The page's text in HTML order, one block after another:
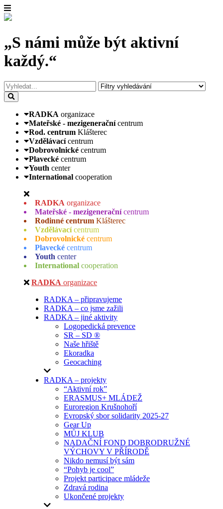
„S námi může být aktivní
každý.“
RADKA organizace
Mateřské - mezigenerační centrum
Rod. centrum Klášterec
Vzdělávací centrum
Dobrovolnické centrum
Plavecké centrum
Youth center
International cooperation
RADKA organizace
Mateřské - mezigenerační centrum
Rodinné centrum Klášterec
Vzdělávací centrum
Dobrovolnické centrum
Plavecké centrum
Youth center
International cooperation
RADKA organizace
RADKA – připravujeme
RADKA – co jsme zažili
RADKA – jiné aktivity
Logopedická prevence
SR – SD ®
Naše hřiště
Ekoradka
Geocaching
RADKA – projekty
“Aktivní rok”
ERASMUS+ MLÁDEŽ
Euroregion Krušnohoří
Evropský sbor solidarity 2025-27
Gear Up
MŮJ KLUB
NADAČNÍ FOND DOBRODRUŽNÉ
VÝCHOVY V PŘÍRODĚ
Nikdo nemusí být sám
“Pohyb je cool”
Projekt participace mládeže
Zdravá rodina
Ukončené projekty